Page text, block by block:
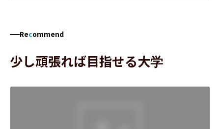
Recommend
少し頑張れば目指せる大学